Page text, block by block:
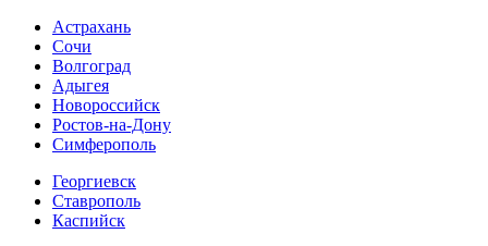
Астрахань
Сочи
Волгоград
Адыгея
Новороссийск
Ростов-на-Дону
Симферополь
Георгиевск
Ставрополь
Каспийск